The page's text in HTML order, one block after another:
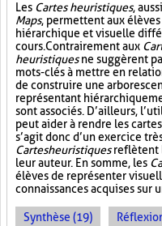
Les Cartes heuristiques,
Maps, permettent aux
hiérarchique et visuelle
cours. Contrairement aux
heuristiquesne suggèrent
mots-clés à mettre en
de construire une
représentant
sont associés. D’ailleurs,
peut aider à rendre les
s’agit donc d’un exercice
Cartes heuristiquesreflètent
leur auteur. En somme, les
élèves de représenter
connaissances acquises sur
Synthèse (19)